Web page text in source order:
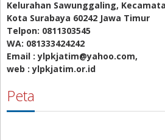
Kelurahan Sawunggaling,
Kota Surabaya 60242 Jawa Timur
Telpon: 0811303545
WA: 081333424242
Email : ylpkjatim@yahoo.com,
web : ylpkjatim.or.id
Peta